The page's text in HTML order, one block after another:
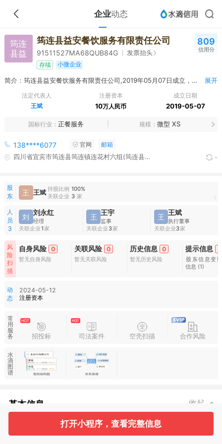
企业动态
筠连
县益
筠连县益安餐饮服务有限责任公司
91511527MA68QUB84G 发票抬头
存续 小微企业
809
信用分
简介：筠连县益安餐饮服务有限责任公司,2019年05月07日成立，经营范围包括正餐服务；机构餐饮服务（为某一单位提供餐饮服务）；餐饮配送服务；餐饮管理；销售预包装食品和散装食品；销售饮料；销售糕点、糖果及糖；销售日用杂品。（依法须经批准的项目，经相关部门批准后方可开展经营活动） 展开
法定代表人
王斌
注册资本
10万人民币
成立日期
2019-05-07
国标行业 正餐服务 规模 微型 XS
138****6077 官网 邮箱
四川省宜宾市筠连县筠连镇连花村六组(筠连县职业技术学校食堂) -
股
东
王 王斌 持股比例 100%
关联企业 3 家 1
人
员
3
刘 刘永红
经理
关联企业1家
王 王宇
监事
关联企业 3家
王 王斌
执行董事
关联企业3家
风
险
扫
描
自身风险 0
暂无自身风险
关联风险 0
暂无关联风险
历史信息 0
暂无历史风险
提示信息 2
股东信息变
信息 (1)
动
态
2024-05-12
注册资本
常
用
服
务
招投标 司法案件 空壳扫描 合作风险
水
滴
图
谱
基本信息 收起
1 3
打开小程序，查看完整信息